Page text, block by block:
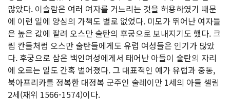
많았다. 이슬람은 여러 여자를 거느리는 것을 허용하였기 때문
에 이런 일에 양심의 가책도 별로 없었다. 미모가 뛰어난 여자들
은 높은 값에 팔려 오스만 술탄의 후궁으로 보내지기도 했다. 크
림 칸들처럼 오스만 술탄들에게도 유럽 여성들은 인기가 많았
다. 후궁으로 삼은 백인여성에게서 태어난 아들이 술탄의 자리
에 오르는 일도 간혹 벌어졌다. 그 대표적인 예가 유럽과 중동,
북아프리카를 정복한 대정복 군주인 술레이만 1세의 아들 셀림
2세(재위 1566-1574)이다.